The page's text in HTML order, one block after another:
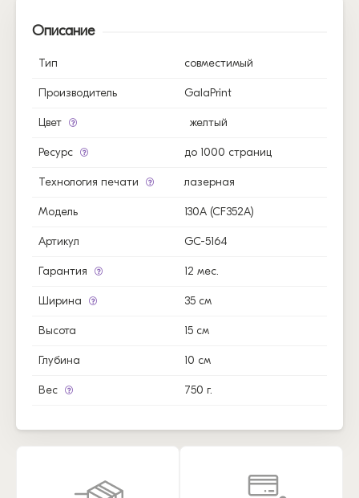
Описание
Тип совместимый
Производитель GalaPrint
Цвет желтый
Ресурс до 1000 страниц
Технология печати лазерная
Модель 130A (CF352A)
Артикул GC-5164
Гарантия 12 мес.
Ширина 35 см
Высота 15 см
Глубина 10 см
Вес 750 г.